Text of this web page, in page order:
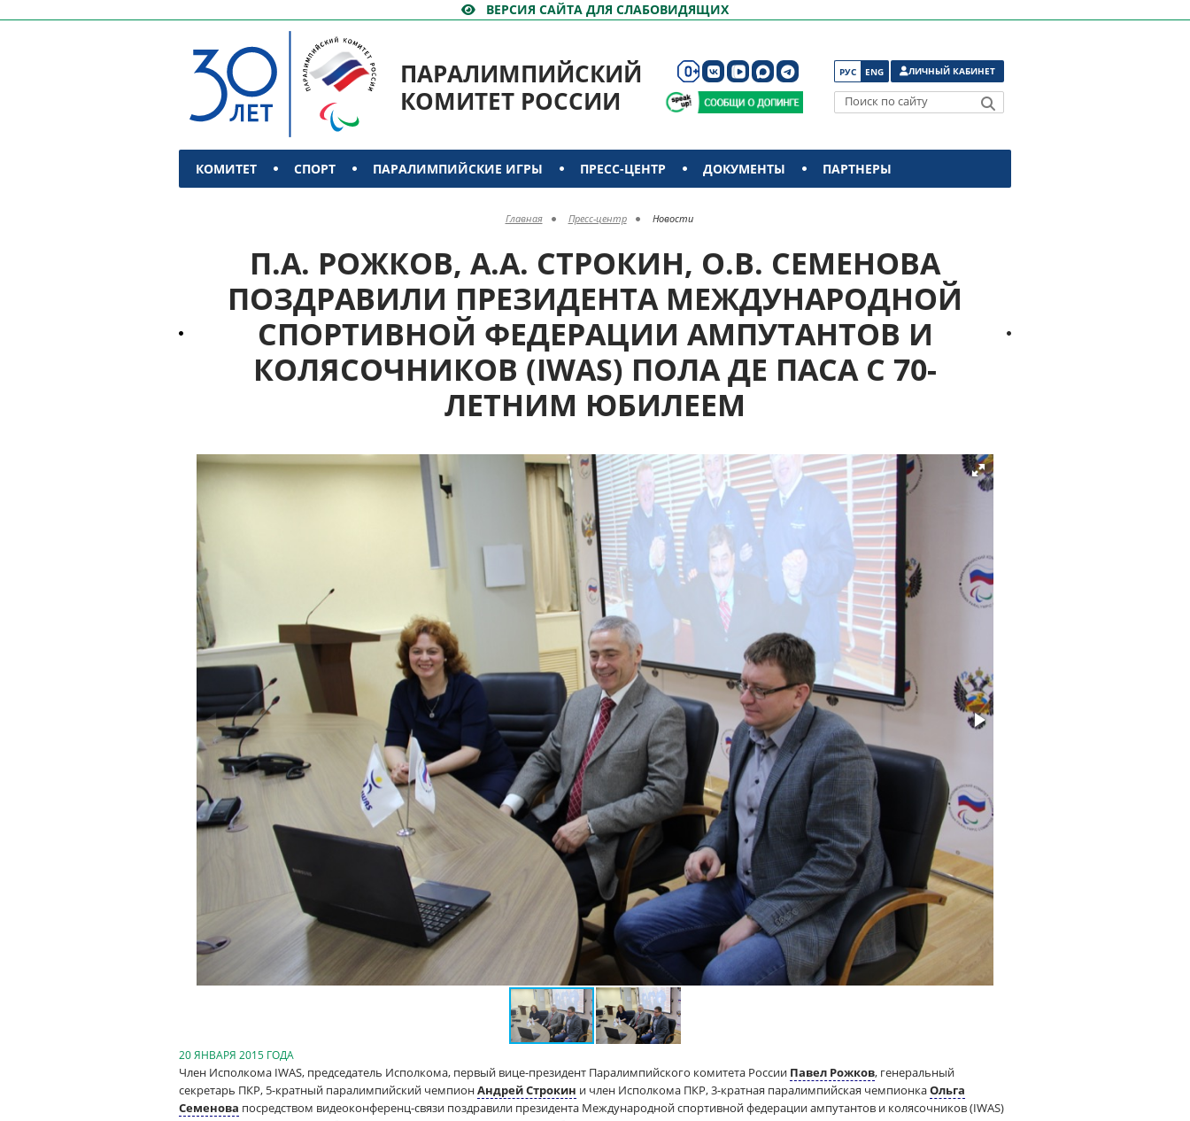
ВЕРСИЯ САЙТА ДЛЯ СЛАБОВИДЯЩИХ
ПАРАЛИМПИЙСКИЙ
КОМИТЕТ РОССИИ
РУС ENG ЛИЧНЫЙ КАБИНЕТ
Поиск по сайту
КОМИТЕТ СПОРТ ПАРАЛИМПИЙСКИЕ ИГРЫ ПРЕСС-ЦЕНТР ДОКУМЕНТЫ ПАРТНЕРЫ
Главная Пресс-центр Новости
П.А. РОЖКОВ, А.А. СТРОКИН, О.В. СЕМЕНОВА
ПОЗДРАВИЛИ ПРЕЗИДЕНТА МЕЖДУНАРОДНОЙ
СПОРТИВНОЙ ФЕДЕРАЦИИ АМПУТАНТОВ И
КОЛЯСОЧНИКОВ (IWAS) ПОЛА ДЕ ПАСА С 70-
ЛЕТНИМ ЮБИЛЕЕМ
20 ЯНВАРЯ 2015 ГОДА
Член Исполкома IWAS, председатель Исполкома, первый вице-президент Паралимпийского комитета России Павел Рожков, генеральный
секретарь ПКР, 5-кратный паралимпийский чемпионАндрей Строкин и член Исполкома ПКР, 3-кратная паралимпийская чемпионкаОльга
Семенова посредством видеоконференц-связи поздравили президента Международной спортивной федерации ампутантов и колясочников (IWAS)